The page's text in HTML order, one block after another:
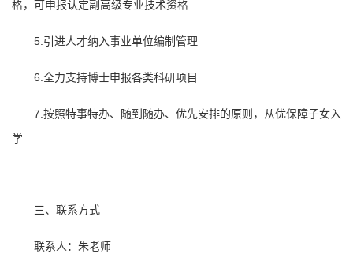
格，可申报认定副高级专业技术资格
5.引进人才纳入事业单位编制管理
6.全力支持博士申报各类科研项目
7.按照特事特办、随到随办、优先安排的原则，从优保障子女入
学
三、联系方式
联系人：朱老师